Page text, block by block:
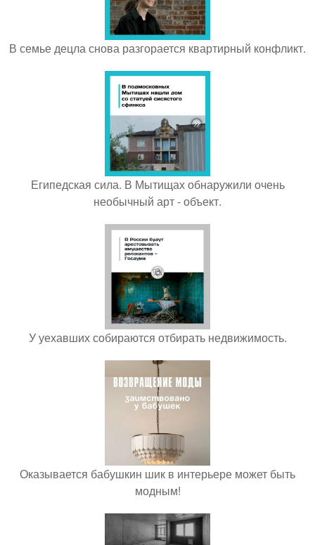
В семье децла снова разгорается квартирный конфликт.
Египедская сила. В Мытищах обнаружили очень
необычный арт - объект.
У уехавших собираются отбирать недвижимость.
Оказывается бабушкин шик в интерьере может быть
модным!